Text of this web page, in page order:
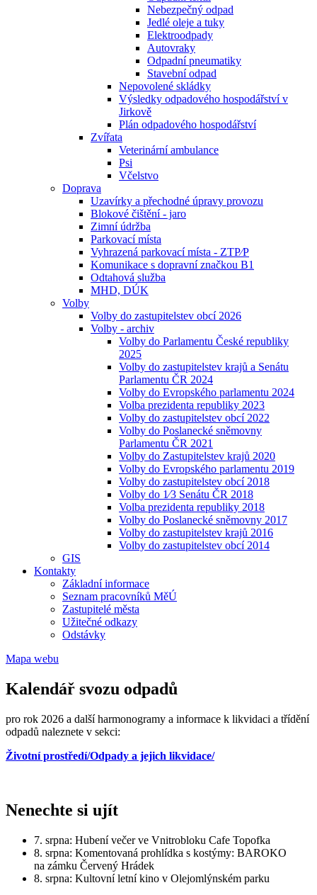
Nebezpečný odpad
Jedlé oleje a tuky
Elektroodpady
Autovraky
Odpadní pneumatiky
Stavební odpad
Nepovolené skládky
Výsledky odpadového hospodářství v
Jirkově
Plán odpadového hospodářství
Zvířata
Veterinární ambulance
Psi
Včelstvo
Doprava
Uzavírky a přechodné úpravy provozu
Blokové čištění - jaro
Zimní údržba
Parkovací místa
Vyhrazená parkovací místa - ZTP⁄P
Komunikace s dopravní značkou B1
Odtahová služba
MHD, DÚK
Volby
Volby do zastupitelstev obcí 2026
Volby - archiv
Volby do Parlamentu České republiky
2025
Volby do zastupitelstev krajů a Senátu
Parlamentu ČR 2024
Volby do Evropského parlamentu 2024
Volba prezidenta republiky 2023
Volby do zastupitelstev obcí 2022
Volby do Poslanecké sněmovny
Parlamentu ČR 2021
Volby do Zastupitelstev krajů 2020
Volby do Evropského parlamentu 2019
Volby do zastupitelstev obcí 2018
Volby do 1⁄3 Senátu ČR 2018
Volba prezidenta republiky 2018
Volby do Poslanecké sněmovny 2017
Volby do zastupitelstev krajů 2016
Volby do zastupitelstev obcí 2014
GIS
Kontakty
Základní informace
Seznam pracovníků MěÚ
Zastupitelé města
Užitečné odkazy
Odstávky
Mapa webu
Kalendář svozu odpadů
pro rok 2026 a další harmonogramy a informace k likvidaci a třídění
odpadů naleznete v sekci:
Životní prostředí/Odpady a jejich likvidace/
Nenechte si ujít
7. srpna: Hubení večer ve Vnitrobloku Cafe Topofka
8. srpna: Komentovaná prohlídka s kostýmy: BAROKO
na zámku Červený Hrádek
8. srpna: Kultovní letní kino v Olejomlýnském parku